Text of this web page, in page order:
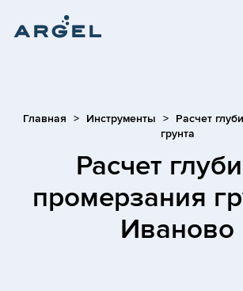
Главная Инструменты
Расчет
грунта
Расчет
промерзания
Иваново